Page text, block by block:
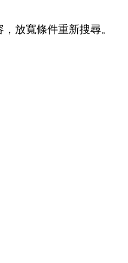
放寬條件重新搜尋。